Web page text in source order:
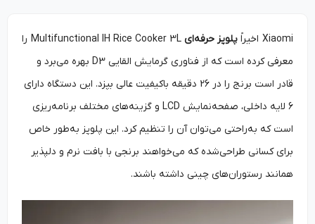
Xiaomi اخیراً پلوپز حرفه‌ای
Multifunctional IH Rice Cooker 3L را
معرفی کرده است که از فناوری گرمایش القایی D3 بهره می‌برد و
قادر است برنج را در 26 دقیقه باکیفیت عالی بپزد. این دستگاه دارای
6 لایه داخلی، صفحه‌نمایش LCD و گزینه‌های مختلف برنامه‌ریزی
است که به‌راحتی می‌توان آن را تنظیم کرد. این پلوپز به‌طور خاص
برای کسانی طراحی‌شده که می‌خواهند برنجی با بافت نرم و دلپذیر
همانند رستوران‌های چینی داشته باشند.